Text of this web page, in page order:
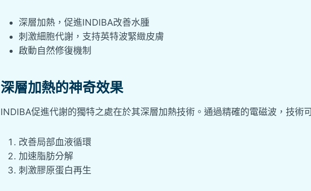
深層加熱，促進INDIBA改善水腫
刺激細胞代謝，支持英特波緊緻皮膚
啟動自然修復機制
深層加熱的神奇效果
INDIBA促進代謝的獨特之處在於其深層加熱技術。通過精確的電磁波，技術
改善局部血液循環
加速脂肪分解
刺激膠原蛋白再生